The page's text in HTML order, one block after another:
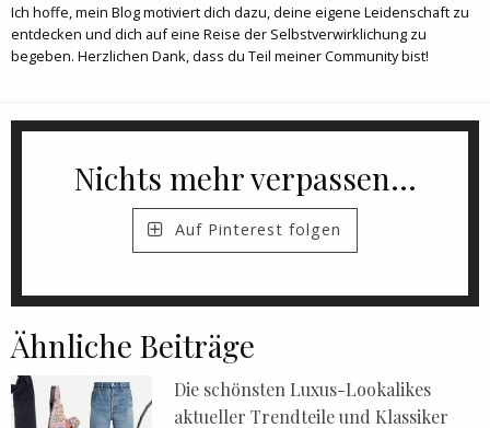
Ich hoffe, mein Blog motiviert dich dazu, deine eigene Leidenschaft zu
entdecken und dich auf eine Reise der Selbstverwirklichung zu
begeben. Herzlichen Dank, dass du Teil meiner Community bist!
Nichts mehr verpassen...
Auf Pinterest folgen
Ähnliche Beiträge
Die schönsten Luxus-Lookalikes
aktueller Trendteile und Klassiker